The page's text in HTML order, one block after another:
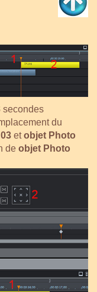
secondes
du
eto bjet Photo
de objet Photo